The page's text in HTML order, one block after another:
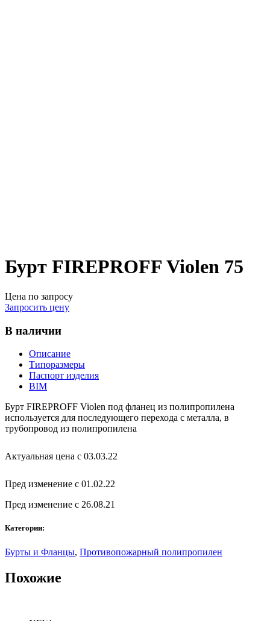
Бурт FIREPROFF Violen 75
Цена по запросу
Запросить цену
В наличии
Описание
Типоразмеры
Паспорт изделия
BIM
Бурт FIREPROFF Violen под фланец из полипропилена
используется для последующего перехода с металла, в
трубопровод из полипропилена
Актуальная цена с 03.03.22
Пред изменение с 01.02.22
Пред изменение с 26.08.21
Категории:
Бурты и Фланцы, Противопожарный полипропилен
Похожие